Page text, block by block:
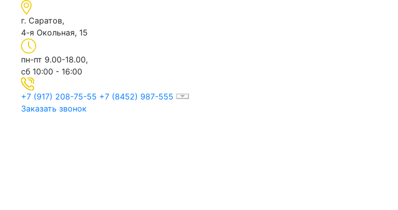
г. Саратов,
4-я Окольная, 15
пн-пт 9.00-18.00,
сб 10:00 - 16:00
+7 (917) 208-75-55 +7 (8452) 987-555
Заказать звонок